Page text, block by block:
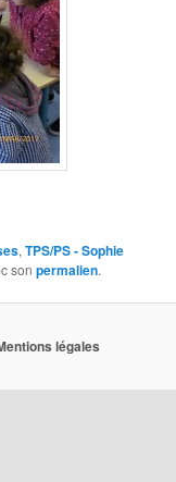
,TPS/PS - Sophie
sonpermalien.
légales